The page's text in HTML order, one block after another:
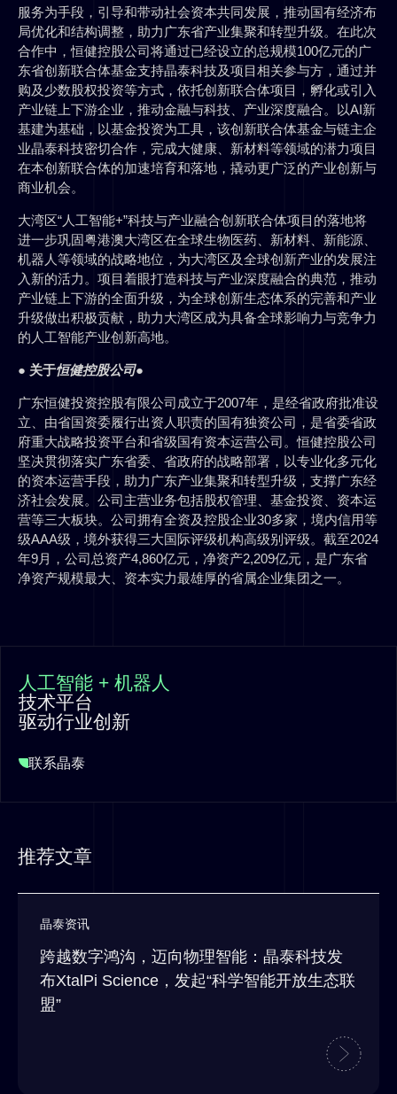
服务为手段，引导和带动社会资本共同发展，推动国有经济布
局优化和结构调整，助力广东省产业集聚和转型升级。在此次
合作中，恒健控股公司将通过已经设立的总规模100亿元的广
东省创新联合体基金支持晶泰科技及项目相关参与方，通过并
购及少数股权投资等方式，依托创新联合体项目，孵化或引入
产业链上下游企业，推动金融与科技、产业深度融合。以AI新
基建为基础，以基金投资为工具，该创新联合体基金与链主企
业晶泰科技密切合作，完成大健康、新材料等领域的潜力项目
在本创新联合体的加速培育和落地，撬动更广泛的产业创新与
商业机会。
大湾区“人工智能+”科技与产业融合创新联合体项目的落地将
进一步巩固粤港澳大湾区在全球生物医药、新材料、新能源、
机器人等领域的战略地位，为大湾区及全球创新产业的发展注
入新的活力。项目着眼打造科技与产业深度融合的典范，推动
产业链上下游的全面升级，为全球创新生态体系的完善和产业
升级做出积极贡献，助力大湾区成为具备全球影响力与竞争力
的人工智能产业创新高地。
● 关于恒健控股公司●
广东恒健投资控股有限公司成立于2007年，是经省政府批准设
立、由省国资委履行出资人职责的国有独资公司，是省委省政
府重大战略投资平台和省级国有资本运营公司。恒健控股公司
坚决贯彻落实广东省委、省政府的战略部署，以专业化多元化
的资本运营手段，助力广东产业集聚和转型升级，支撑广东经
济社会发展。公司主营业务包括股权管理、基金投资、资本运
营等三大板块。公司拥有全资及控股企业30多家，境内信用等
级AAA级，境外获得三大国际评级机构高级别评级。截至2024
年9月，公司总资产4,860亿元，净资产2,209亿元，是广东省
净资产规模最大、资本实力最雄厚的省属企业集团之一。
人工智能 + 机器人
技术平台
驱动行业创新
联系晶泰
推荐文章
晶泰资讯
跨越数字鸿沟，迈向物理智能：晶泰科技发
布XtalPi Science，发起“科学智能开放生态联
盟”